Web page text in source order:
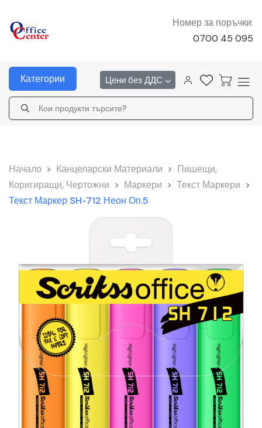
Номер за поръчки:
0700 45 095
Категории Цени без ДДС
Начало > Канцеларски Материали > Пишещи,
Коригиращи, Чертожни > Маркери > Текст Маркери >
Текст Маркер SH-712 Неон Оп.5